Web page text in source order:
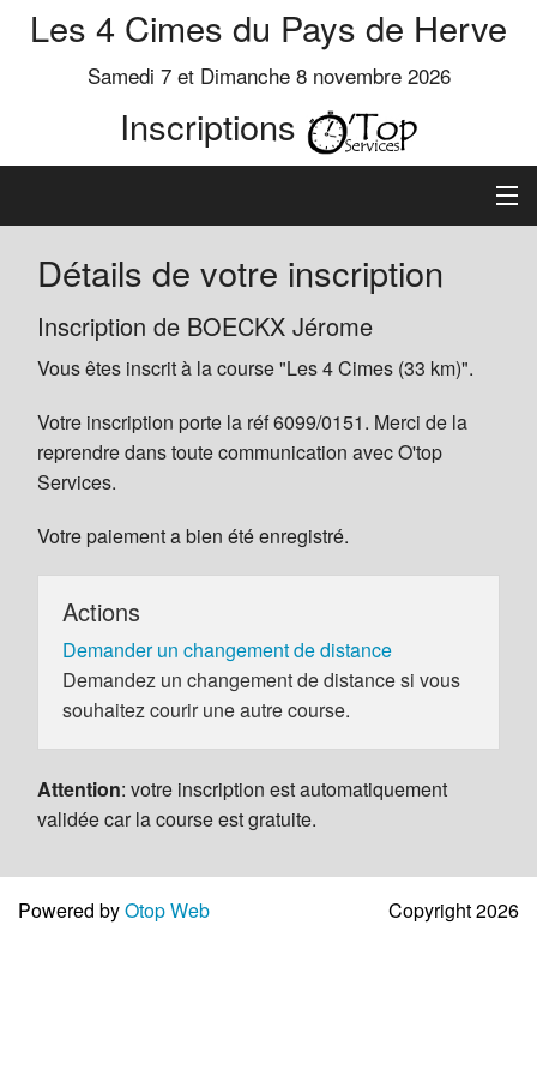
Les 4 Cimes du Pays de Herve
Samedi 7 et Dimanche 8 novembre 2026
Inscriptions
Inscription
Préinscrits
Informations
Détails de votre inscription
Inscription de BOECKX Jérome
Vous êtes inscrit à la course "Les 4 Cimes (33 km)".
Votre inscription porte la réf 6099/0151. Merci de la
reprendre dans toute communication avec O'top
Services.
Votre paiement a bien été enregistré.
Actions
Demander un changement de distance
Demandez un changement de distance si vous
souhaitez courir une autre course.
Attention: votre inscription est automatiquement
validée car la course est gratuite.
Powered byOtop Web Copyright 2026